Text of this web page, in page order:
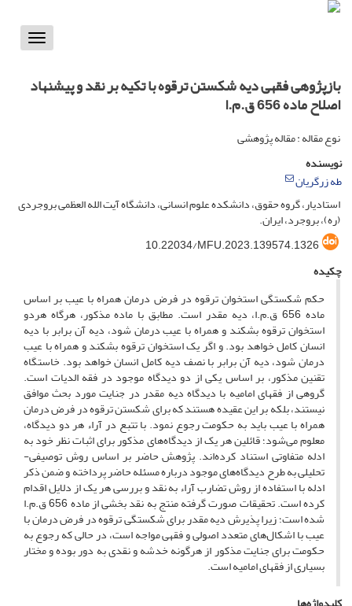
Toggle
بازپژوهی فقهی دیه شکستن ترقوه با تکیه بر نقد و پیشنهاد
اصلاح ماده 656 ق.م.ا
نوع مقاله : مقاله پژوهشی
نویسنده
طه زرگریان
استادیار، گروه حقوق، دانشکده علوم انسانی، دانشگاه آیت الله العظمی بروجردی
(ره)، بروجرد، ایران.
10.22034/MFU.2023.139574.1326
چکیده
حکم شکستگی استخوان ترقوه در فرض درمان همراه با عیب بر اساس
ماده 656 ق.م.ا، دیه مقدر است. مطابق با ماده مذکور، هرگاه هردو
استخوان ترقوه بشکند و همراه با عیب درمان شود، دیه آن برابر با دیه
انسان کامل خواهد بود. و اگر یک استخوان ترقوه بشکند و همراه با عیب
درمان شود، دیه آن برابر با نصف دیه کامل انسان خواهد بود. خاستگاه
تقنین مذکور، بر اساس یکی از دو دیدگاه موجود در فقه الدیات است.
گروهی از فقهای امامیه با دیدگاه دیه مقدر در جنایت مورد بحث موافق
نیستند، بلکه بر این عقیده هستند که برای شکستن ترقوه در فرض درمان
همراه با عیب باید به حکومت رجوع نمود. با تتبع در آراء هر دو دیدگاه،
معلوم می‌شود؛ قائلین هر یک از دیدگاه‌های مذکور برای اثبات نظر خود به
ادله متفاوتی استناد کرده‌اند. پژوهش حاضر بر اساس روش توصیفی-
تحلیلی به طرح دیدگاه‌های موجود درباره مسئله حاضر پرداخته و ضمن ذکر
ادله با استفاده از روش تضارب آراء به نقد و بررسی هر یک از دلایل اقدام
کرده است. تحقیقات صورت گرفته منتج به نقد بخشی از ماده 656 ق.م.ا
شده است؛ زیرا پذیرش دیه مقدر برای شکستگی ترقوه در فرض درمان با
عیب با اشکال‌های متعدد اصولی و فقهی مواجه است، در حالی که رجوع به
حکومت برای جنایت مذکور از هرگونه خدشه و نقدی به دور بوده و مختار
بسیاری از فقهای امامیه است.